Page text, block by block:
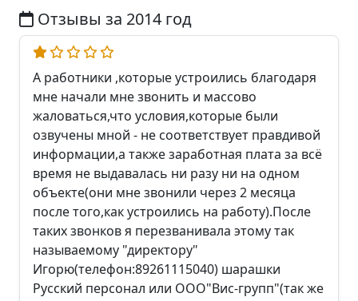
Отзывы за 2014 год
А работники ,которые устроились благодаря
мне начали мне звонить и массово
жаловаться,что условия,которые были
озвучены мной - не соответствует правдивой
информации,а также заработная плата за всё
время не выдавалась ни разу ни на одном
объекте(они мне звонили через 2 месяца
после того,как устроились на работу).После
таких звонков я перезванивала этому так
называемому "директору"
Игорю(телефон:89261115040) шарашки
Русский персонал или ООО"Вис-групп"(так же